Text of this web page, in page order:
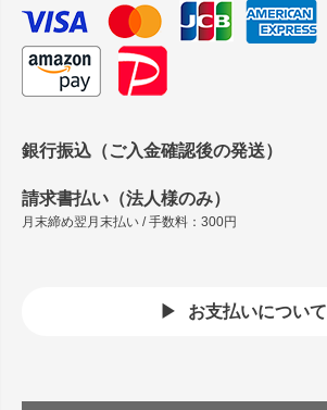
銀行振込（ご入金確認後の発送）
請求書払い（法人様のみ）
月末締め翌月末払い / 手数料：300円
お支払いについて